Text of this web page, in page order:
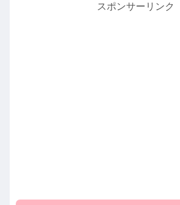
スポンサーリンク